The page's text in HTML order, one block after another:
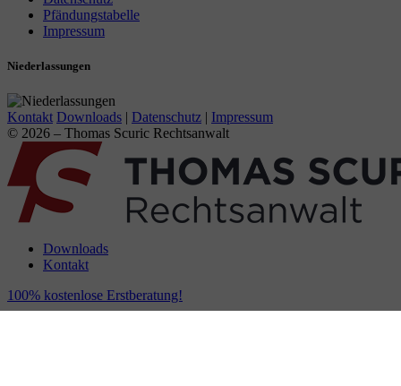
Pfändungstabelle
Impressum
Niederlassungen
Kontakt Downloads | Datenschutz | Impressum
© 2026 – Thomas Scuric Rechtsanwalt
Downloads
Kontakt
100% kostenlose Erstberatung!